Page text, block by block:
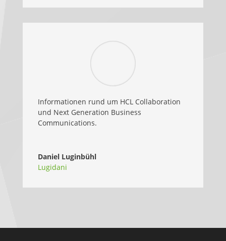
Informationen rund um HCL Collaboration
und Next Generation Business
Communications.
Daniel Luginbühl
Lugidani